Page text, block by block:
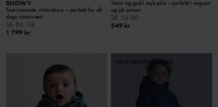
SNOWY
Testvinnende vinterdress – perfekt for all
slags vintervær!
Stl: 86-116
1 799 kr
Varm og god i myk pile – perfekt i vognen
og på armen
Stl: 56-80
549 kr
PO.P WEATHER PRO®